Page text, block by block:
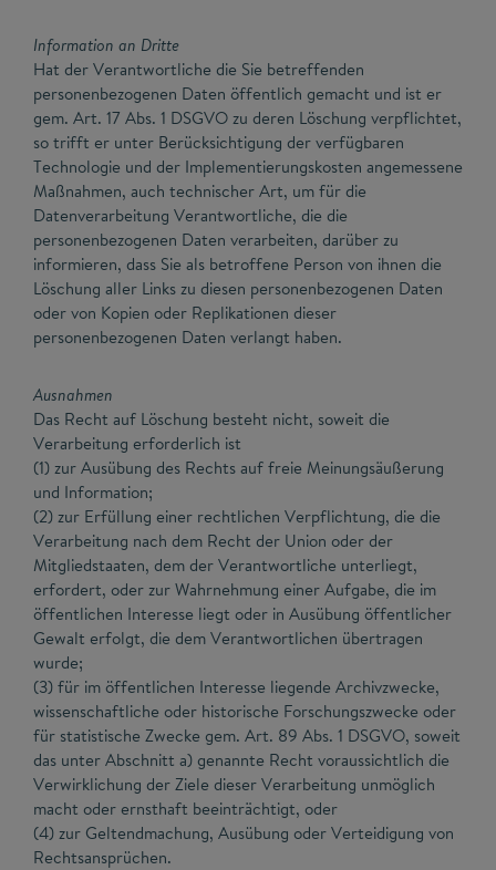
Information an Dritte
Hat der Verantwortliche die Sie betreffenden
personenbezogenen Daten öffentlich gemacht und ist er
gem. Art. 17 Abs. 1 DSGVO zu deren Löschung verpflichtet,
so trifft er unter Berücksichtigung der verfügbaren
Technologie und der Implementierungskosten angemessene
Maßnahmen, auch technischer Art, um für die
Datenverarbeitung Verantwortliche, die die
personenbezogenen Daten verarbeiten, darüber zu
informieren, dass Sie als betroffene Person von ihnen die
Löschung aller Links zu diesen personenbezogenen Daten
oder von Kopien oder Replikationen dieser
personenbezogenen Daten verlangt haben.
Ausnahmen
Das Recht auf Löschung besteht nicht, soweit die
Verarbeitung erforderlich ist
(1) zur Ausübung des Rechts auf freie Meinungsäußerung
und Information;
(2) zur Erfüllung einer rechtlichen Verpflichtung, die die
Verarbeitung nach dem Recht der Union oder der
Mitgliedstaaten, dem der Verantwortliche unterliegt,
erfordert, oder zur Wahrnehmung einer Aufgabe, die im
öffentlichen Interesse liegt oder in Ausübung öffentlicher
Gewalt erfolgt, die dem Verantwortlichen übertragen
wurde;
(3) für im öffentlichen Interesse liegende Archivzwecke,
wissenschaftliche oder historische Forschungszwecke oder
für statistische Zwecke gem. Art. 89 Abs. 1 DSGVO, soweit
das unter Abschnitt a) genannte Recht voraussichtlich die
Verwirklichung der Ziele dieser Verarbeitung unmöglich
macht oder ernsthaft beeinträchtigt, oder
(4) zur Geltendmachung, Ausübung oder Verteidigung von
Rechtsansprüchen.